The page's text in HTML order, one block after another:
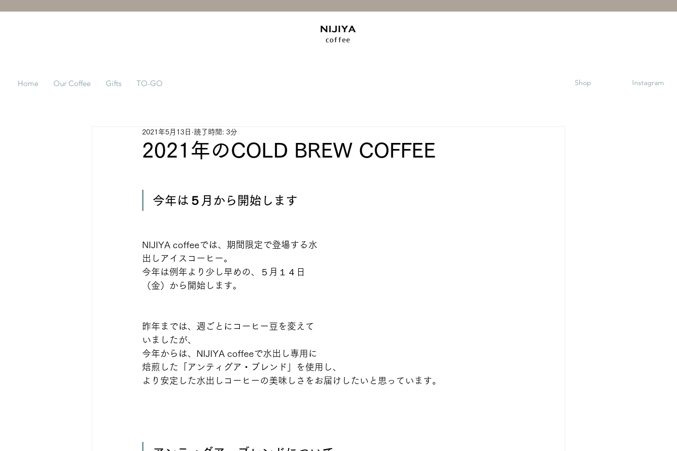
Home Our Coffee Gifts TO-GO Instagram
Shop
2021年のCOLD BREW COFFEE
2021年5月13日 読了時間: 3分
今年は５月から開始します
NIJIYA coffeeでは、期間限定で登場する水
出しアイスコーヒー。
今年は例年より少し早めの、５月１４日
（金）から開始します。
昨年までは、週ごとにコーヒー豆を変えて
いましたが、
今年からは、NIJIYA coffeeで水出し専用に
焙煎した「アンティグア・ブレンド」を使用し、
より安定した水出しコーヒーの美味しさをお届けしたいと思っています。